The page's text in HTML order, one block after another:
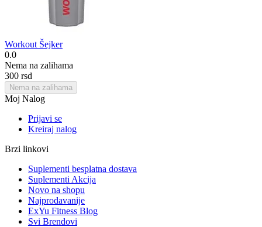
Workout Šejker
0.0
Nema na zalihama
‍300‍ rsd
Nema na zalihama
Moj Nalog
Prijavi se
Kreiraj nalog
Brzi linkovi
Suplementi besplatna dostava
Suplementi Akcija
Novo na shopu
Najprodavanije
ExYu Fitness Blog
Svi Brendovi